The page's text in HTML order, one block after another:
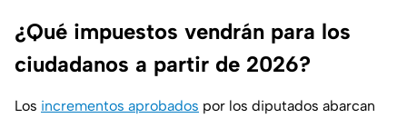
¿Qué impuestos vendrán para los
ciudadanos a partir de 2026?
Los incrementos aprobados por los diputados abarcan